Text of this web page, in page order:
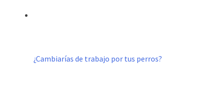
¿Cambiarías de trabajo por tus perros?